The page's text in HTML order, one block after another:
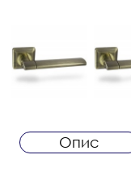
Опис